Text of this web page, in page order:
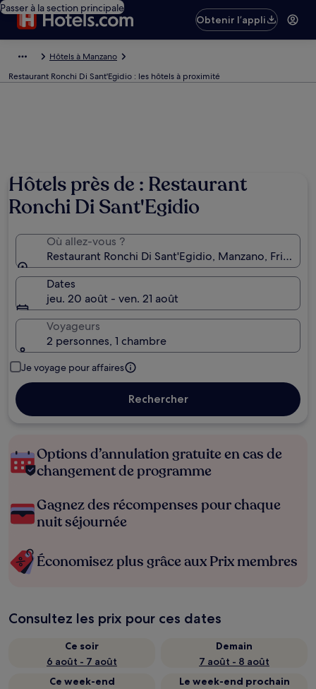
Passer à la section principale
Obtenir l’appli
Hôtels à Manzano
Restaurant Ronchi Di Sant'Egidio : les hôtels à proximité
Hôtels près de : Restaurant
Ronchi Di Sant'Egidio
Où allez-vous ?
Restaurant Ronchi Di Sant'Egidio, Manzano, Frioul-
Dates
jeu. 20 août - ven. 21 août
Voyageurs
2 personnes, 1 chambre
Je voyage pour affaires
Rechercher
Options d’annulation gratuite en cas de
changement de programme
Gagnez des récompenses pour chaque
nuit séjournée
Économisez plus grâce aux Prix membres
Consultez les prix pour ces dates
Ce soir
6 août - 7 août
Demain
7 août - 8 août
Ce week-end
Le week-end prochain